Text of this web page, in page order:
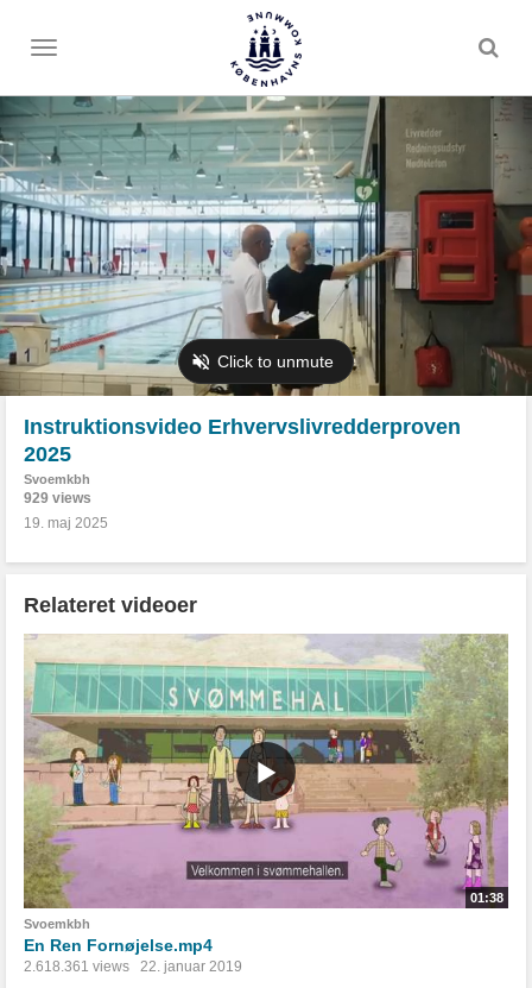
Toggle
Instruktionsvideo Erhvervslivredderproven
2025
Svoemkbh
929 views
19. maj 2025
Relateret videoer
01:38
Svoemkbh
En Ren Fornøjelse.mp4
2.618.361 views 22. januar 2019